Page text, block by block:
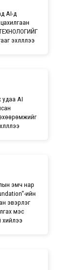
AI-д
эхлүүллээ
удаа AI
эмч нар
ийн
эвэрлэг
мэс
хийлээ